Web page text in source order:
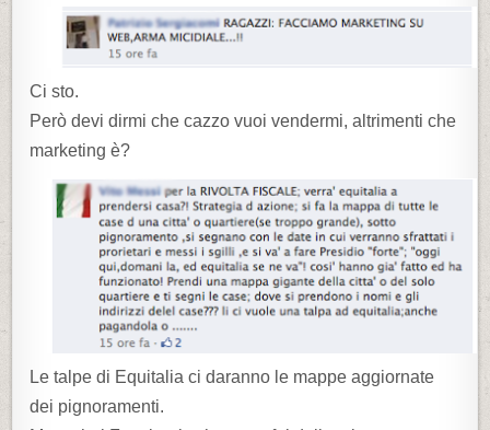
Ci sto.
Però devi dirmi che cazzo vuoi vendermi, altrimenti che
marketing è?
Le talpe di Equitalia ci daranno le mappe aggiornate
dei pignoramenti.